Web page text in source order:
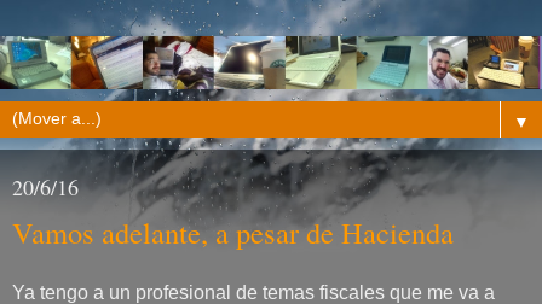
▼
20/6/16
Vamos adelante, a pesar de Hacienda
Ya tengo a un profesional de temas fiscales que me va a